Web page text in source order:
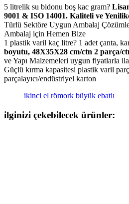
5 litrelik su bidonu boş kac gram?
9001 & ISO 14001. Kaliteli ve
Türlü Sektöre Uygun Ambalaj
Ambalaj için Hemen Bize
1 plastik varil kaç litre? 1 adet çanta,
boyutu, 48X35X28 cm/ctn 2 parça/
ve Yapı Malzemeleri uygun fiyatlarla
Güçlü kırma kapasitesi plastik varil
parçalayıcı/endüstriyel karton
ikinci el römork büyük ebatlı
ilginizi çekebilecek ürünler: